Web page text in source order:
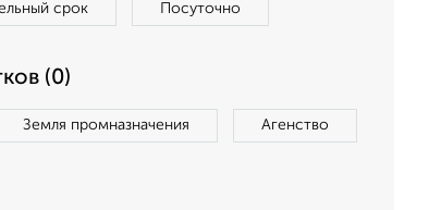
срок Посуточно
(0)
Земля промназначения Агенство